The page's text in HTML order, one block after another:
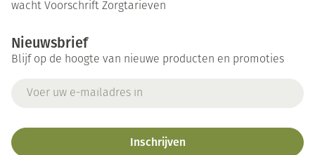
wacht Voorschrift Zorgtarieven
Nieuwsbrief
Blijf op de hoogte van nieuwe producten en promoties
Inschrijven